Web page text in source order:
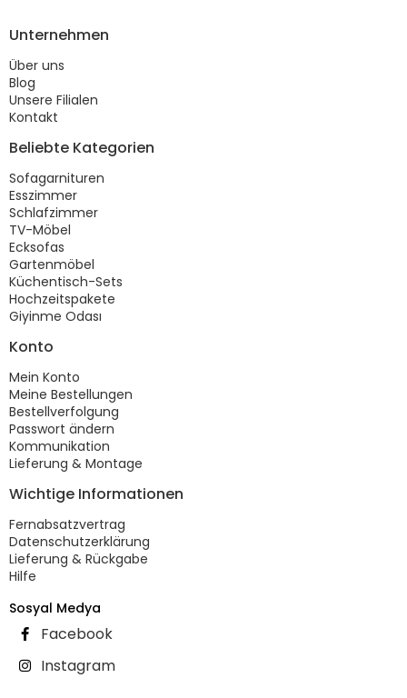
Unternehmen
Über uns
Blog
Unsere Filialen
Kontakt
Beliebte Kategorien
Sofagarnituren
Esszimmer
Schlafzimmer
TV-Möbel
Ecksofas
Gartenmöbel
Küchentisch-Sets
Hochzeitspakete
Giyinme Odası
Konto
Mein Konto
Meine Bestellungen
Bestellverfolgung
Passwort ändern
Kommunikation
Lieferung & Montage
Wichtige Informationen
Fernabsatzvertrag
Datenschutzerklärung
Lieferung & Rückgabe
Hilfe
Sosyal Medya
Facebook
Instagram